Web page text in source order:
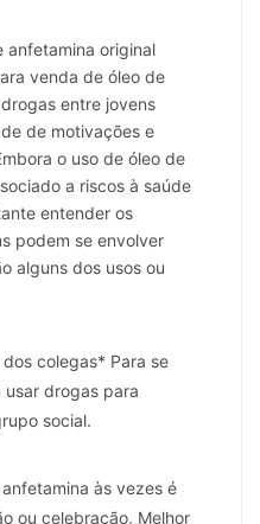
anfetamina original
venda de óleo de
entre jovens
de motivações e
o uso de óleo de
a riscos à saúde
entender os
podem se envolver
alguns dos usos ou
colegas* Para se
drogas para
social.
às vezes é
ou celebração. Melhor